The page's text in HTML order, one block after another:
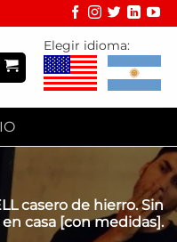
Elegir idioma:
casero de hierro. Sin
casa [con medidas].